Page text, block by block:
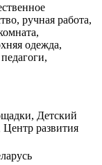
ручная работа,
одежда,
Детский
Центр развития